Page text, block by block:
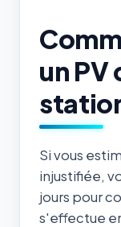
un PV
Si vous
injustifiée,
jours pour
s'effectue